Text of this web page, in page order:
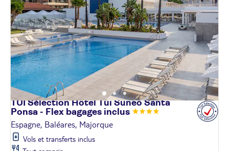
TUI Sélection Hôtel Tui Suneo Santa
Ponsa - Flex bagages inclus
Espagne, Baléares, Majorque
Vols et transferts inclus